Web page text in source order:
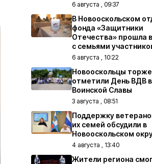
6 августа , 09:37
В Новооскольском
фонда «Защитники
Отечества» прошла
с семьями
6 августа , 10:22
Новооскольцы
отметили День ВДВ
Воинской Славы
3 августа , 08:51
Поддержку
их семей обсудили в
Новооскольском
4 августа , 13:40
Жители региона